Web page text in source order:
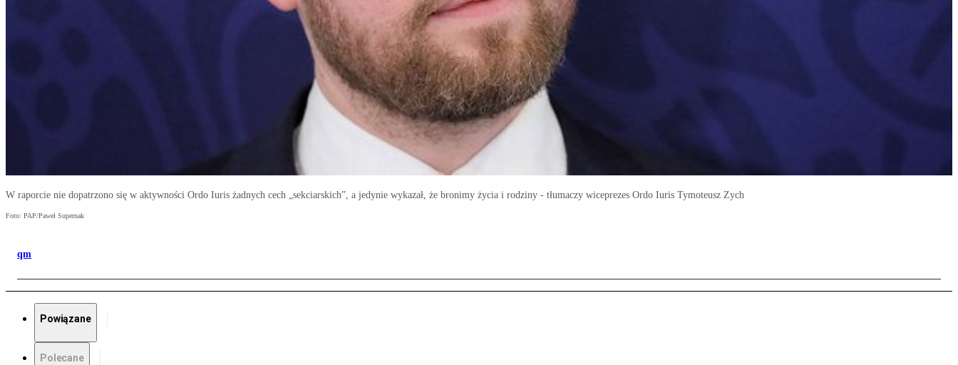
W raporcie nie dopatrzono się w aktywności Ordo Iuris żadnych cech „sekciarskich”, a jedynie wykazał, że bronimy życia i rodziny - tłumaczy wiceprezes Ordo Iuris Tymoteusz Zych
Foto: PAP/Paweł Supernak
qm
Powiązane
Polecane